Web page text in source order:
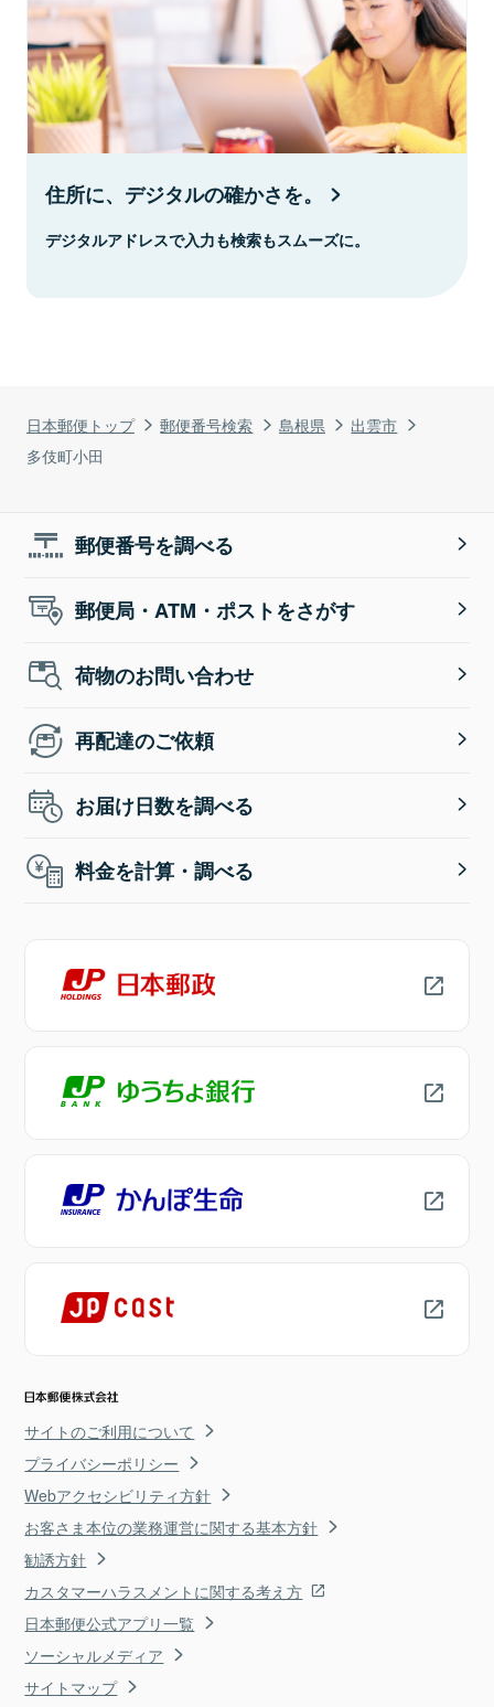
日本郵便トップ 郵便番号検索 島根県
出雲市
多伎町小田
住所に、デジタルの確かさを。
デジタルアドレスで入力も検索もスムーズに。
郵便番号を調べる
郵便局・ATM・ポストをさがす
荷物のお問い合わせ
再配達のご依頼
お届け日数を調べる
料金を計算・調べる
サイトのご利用について
プライバシーポリシー
Webアクセシビリティ方針
お客さま本位の業務運営に関する基本方針
勧誘方針
カスタマーハラスメントに関する考え方
日本郵便公式アプリ一覧
ソーシャルメディア
サイトマップ